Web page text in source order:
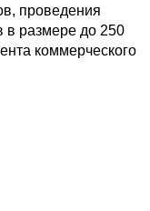
проведения
в размере до 250
коммерческого